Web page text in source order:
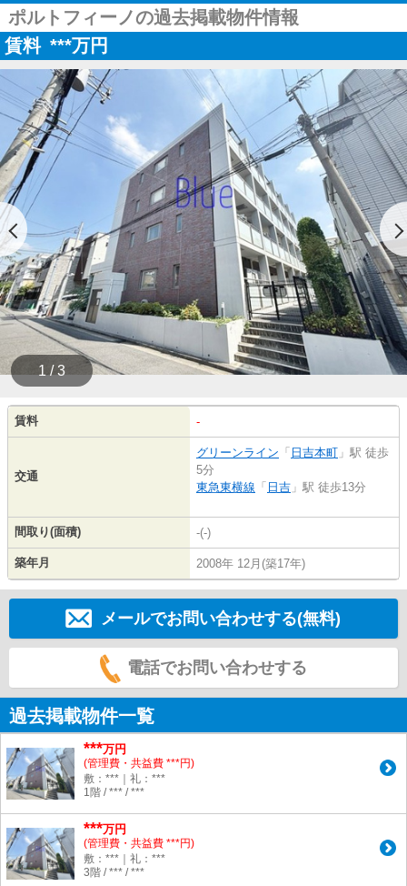
ポルトフィーノの過去掲載物件情報
賃料 ***万円
1 / 3
賃料 -
交通
グリーンライン 「 日吉本町 」駅 徒歩
5分
東急東横線 「 日吉 」駅 徒歩13分
間取り(面積) -(-)
築年月 2008年 12月(築17年)
メールでお問い合わせする(無料)
電話でお問い合わせする
過去掲載物件一覧
***万円
(管理費・共益費 ***円)
敷：***｜礼：***
1階 / *** / ***
***万円
(管理費・共益費 ***円)
敷：***｜礼：***
3階 / *** / ***